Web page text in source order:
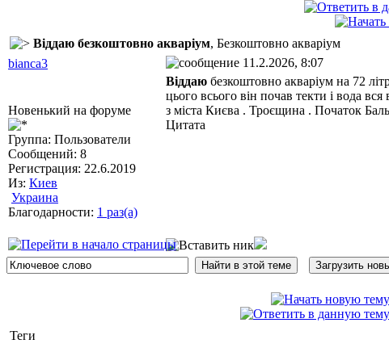
Віддаю безкоштовно акваріум, Безкоштовно акваріум
bianca3
11.2.2026, 8:07
Новенький на форуме
Группа: Пользователи
Сообщений: 8
Регистрация: 22.6.2019
Из: Киев
Украина
Благодарности: 1 раз(а)
Віддаю безкоштовно акваріум на 72
цього всього він почав текти і вода
з міста Києва . Троєщина . Початок
Цитата
Теги